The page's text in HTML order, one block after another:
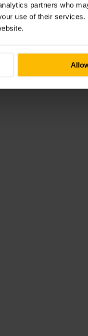
partners who
use of their services.